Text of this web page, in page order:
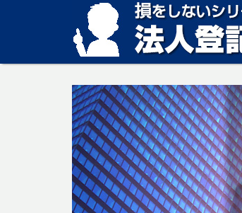
損をしない法人登記・会社設立の方法、